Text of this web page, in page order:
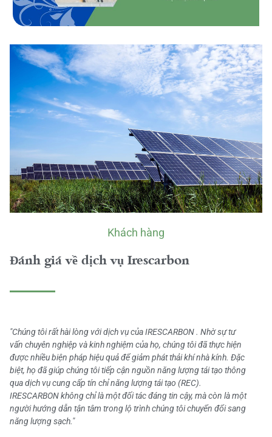
Khách hàng
Đánh giá về dịch vụ Irescarbon
"Chúng tôi rất hài lòng với dịch vụ của IRESCARBON . Nhờ sự tư
vấn chuyên nghiệp và kinh nghiệm của họ, chúng tôi đã thực hiện
được nhiều biện pháp hiệu quả để giảm phát thải khí nhà kính. Đặc
biệt, họ đã giúp chúng tôi tiếp cận nguồn năng lượng tái tạo thông
qua dịch vụ cung cấp tín chỉ năng lượng tái tạo (REC).
IRESCARBON không chỉ là một đối tác đáng tin cậy, mà còn là một
người hướng dẫn tận tâm trong lộ trình chúng tôi chuyển đổi sang
năng lượng sạch."